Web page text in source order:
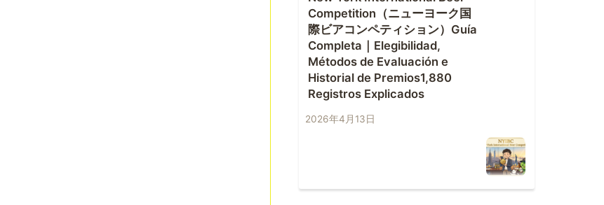
Competition（ニューヨーク国
際ビアコンペティション）Guía
Completa｜Elegibilidad,
Métodos de Evaluación e
Historial de Premios1,880
Registros Explicados
2026年4月13日